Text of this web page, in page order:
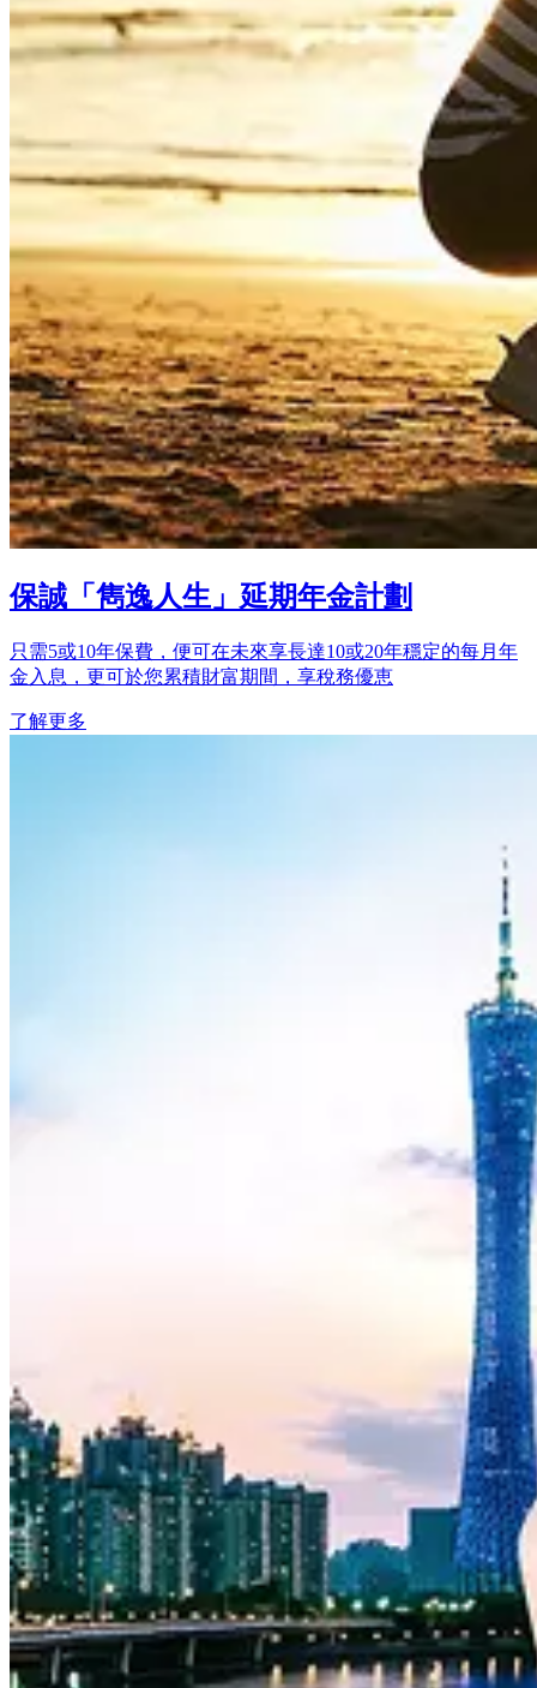
保誠「雋逸人生」延期年金計劃
只需5或10年保費，便可在未來享長達10或20年穩定的每月年
金入息，更可於您累積財富期間，享稅務優恵
了解更多